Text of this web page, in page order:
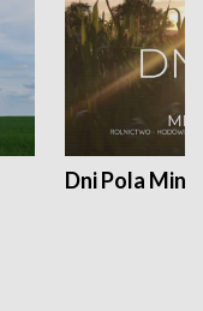
Dni Pola